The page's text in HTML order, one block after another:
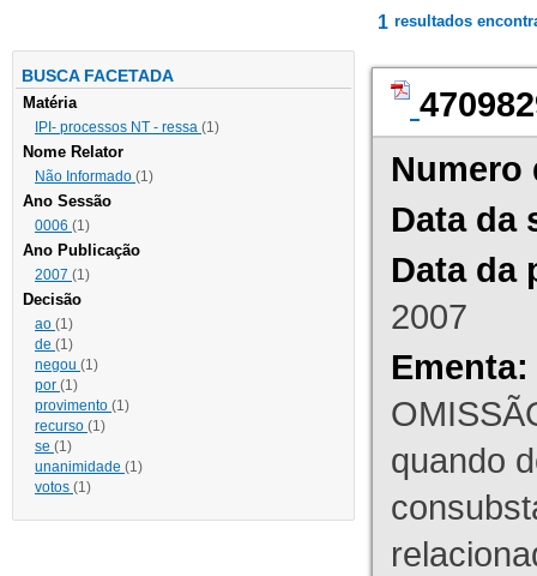
BUSCA FACETADA
Matéria
IPI- processos NT - ressa (1)
Nome Relator
Não Informado (1)
Ano Sessão
0006 (1)
Ano Publicação
2007 (1)
Decisão
ao (1)
de (1)
negou (1)
por (1)
provimento (1)
recurso (1)
se (1)
unanimidade (1)
votos (1)
1 resultados
Numero
Data da
Data da
2007
Ementa:
quando